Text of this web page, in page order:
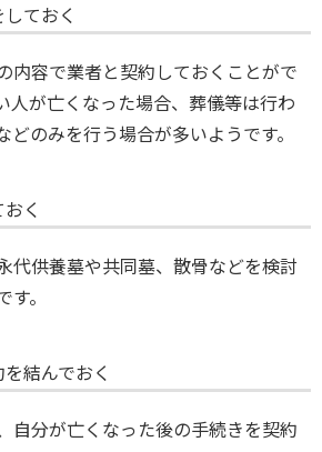
ておく
内容で業者と契約しておくことがで
人が亡くなった場合、葬儀等は行わ
どのみを行う場合が多いようです。
く
代供養墓や共同墓、散骨などを検討
。
結んでおく
自分が亡くなった後の手続きを契約